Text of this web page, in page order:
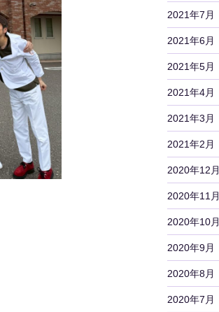
2021年7月
2021年6月
2021年5月
2021年4月
2021年3月
2021年2月
2020年12月
2020年11月
2020年10月
2020年9月
2020年8月
2020年7月